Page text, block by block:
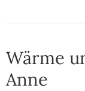
Wärme
Anne